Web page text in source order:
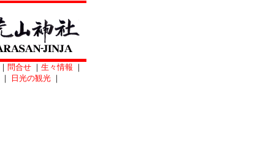
｜ 問合せ ｜ 生々情報 ｜
｜ 日光の観光 ｜